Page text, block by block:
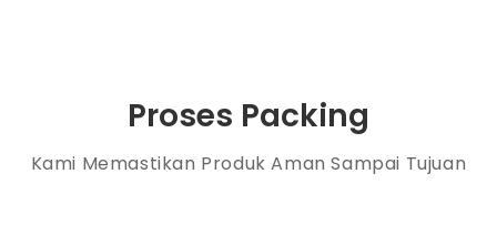
Proses Packing
Kami Memastikan Produk Aman Sampai Tujuan